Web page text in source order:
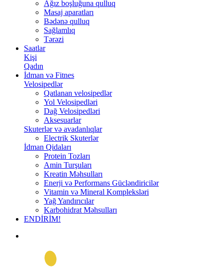
Ağız boşluğuna qulluq
Masaj aparatları
Bədənə qulluq
Sağlamlıq
Tərəzi
Saatlar
Kişi
Qadın
İdman və Fitnes
Velosipedlər
Qatlanan velosipedlər
Yol Velosipedləri
Dağ Velosipedləri
Aksesuarlar
Skuterlər və avadanlıqlar
Electrik Skuterlər
İdman Qidaları
Protein Tozları
Amin Turşuları
Kreatin Məhsulları
Enerji və Performans Gücləndiricilər
Vitamin və Mineral Kompleksləri
Yağ Yandırıcılar
Karbohidrat Məhsulları
ENDİRİM!